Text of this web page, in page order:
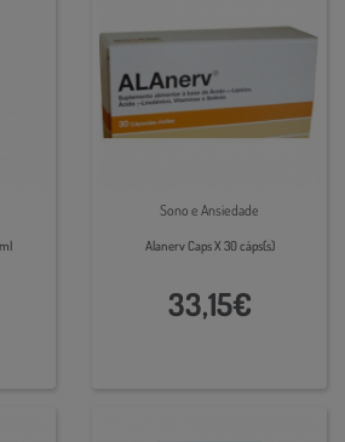
Sono e Ansiedade
Alanerv Caps X 30 cáps(s)
33,15€